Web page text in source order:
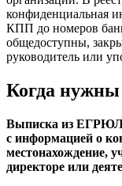
конфиденциальная
КПП до номеров
общедоступны,
руководитель или
Когда нужны
Выписка из ЕГРЮЛ
с информацией о
местонахождение,
директоре или